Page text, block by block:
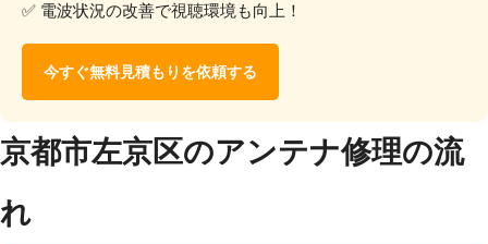
✅ 電波状況の改善で視聴環境も向上！
今すぐ無料見積もりを依頼する
京都市左京区のアンテナ修理の流
れ